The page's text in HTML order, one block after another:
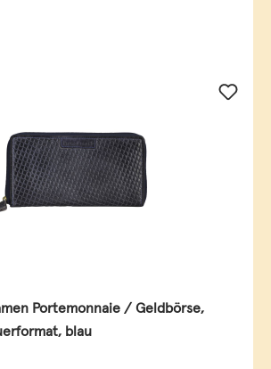
Portemonnaie / Geldbörse,
blau